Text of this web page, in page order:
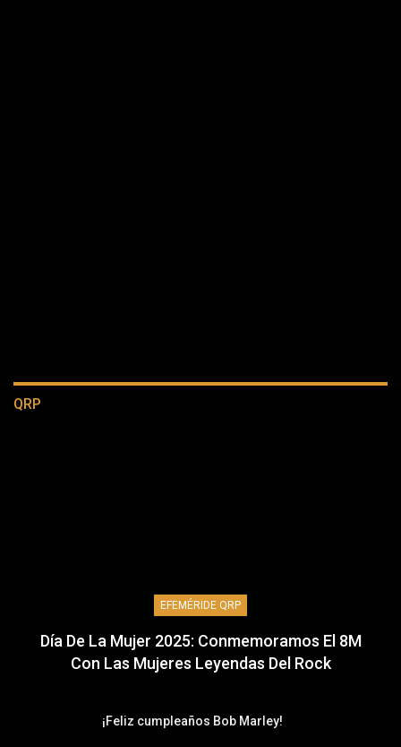
QRP
EFEMÉRIDE QRP
Día De La Mujer 2025: Conmemoramos El 8M
Con Las Mujeres Leyendas Del Rock
¡Feliz cumpleaños Bob Marley!